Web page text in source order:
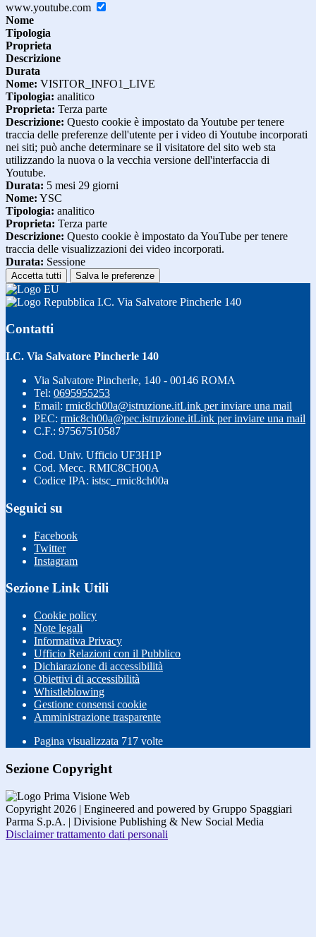
www.youtube.com
Nome
Tipologia
Proprieta
Descrizione
Durata
Nome: VISITOR_INFO1_LIVE
Tipologia: analitico
Proprieta: Terza parte
Descrizione: Questo cookie è impostato da Youtube per tenere
traccia delle preferenze dell'utente per i video di Youtube incorporati
nei siti; può anche determinare se il visitatore del sito web sta
utilizzando la nuova o la vecchia versione dell'interfaccia di
Youtube.
Durata: 5 mesi 29 giorni
Nome: YSC
Tipologia: analitico
Proprieta: Terza parte
Descrizione: Questo cookie è impostato da YouTube per tenere
traccia delle visualizzazioni dei video incorporati.
Durata: Sessione
Accetta tutti Salva le preferenze
I.C. Via Salvatore Pincherle 140
Contatti
I.C. Via Salvatore Pincherle 140
Via Salvatore Pincherle, 140 - 00146 ROMA
Tel: 0695955253
Email: rmic8ch00a@istruzione.itLink per inviare una mail
PEC: rmic8ch00a@pec.istruzione.itLink per inviare una mail
C.F.: 97567510587
Cod. Univ. Ufficio UF3H1P
Cod. Mecc. RMIC8CH00A
Codice IPA: istsc_rmic8ch00a
Seguici su
Facebook
Twitter
Instagram
Sezione Link Utili
Cookie policy
Note legali
Informativa Privacy
Ufficio Relazioni con il Pubblico
Dichiarazione di accessibilità
Obiettivi di accessibilità
Whistleblowing
Gestione consensi cookie
Amministrazione trasparente
Pagina visualizzata 717 volte
Sezione Copyright
Copyright 2026 | Engineered and powered by Gruppo Spaggiari
Parma S.p.A. | Divisione Publishing & New Social Media
Disclaimer trattamento dati personali